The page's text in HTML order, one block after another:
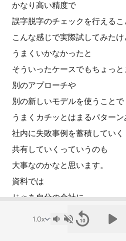
かなり高い精度で
誤字脱字のチェックを行えるこ
こんな感じで実際試してみたけ
うまくいかなかったと
そういったケースでもちょっ
別のアプローチや
別の新しいモデルを使うことで
うまくカチッとはまるパター
社内に失敗事例を蓄積していく
共有していくっていうのも
大事なのかなと思います。
資料では
じゃあ自分の会社に
AA活用をどのように広げてい
そういった点についても触れ